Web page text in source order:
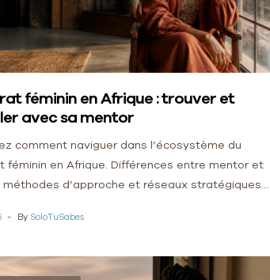
féminin en Afrique : trouver et
avec sa mentor
comment naviguer dans l’écosystème du
féminin en Afrique. Différences entre mentor et
méthodes d’approche et réseaux stratégiques
By SoloTuSabes